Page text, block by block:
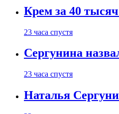
Крем за 40
23 часа спустя
Сергунина
23 часа спустя
Наталья